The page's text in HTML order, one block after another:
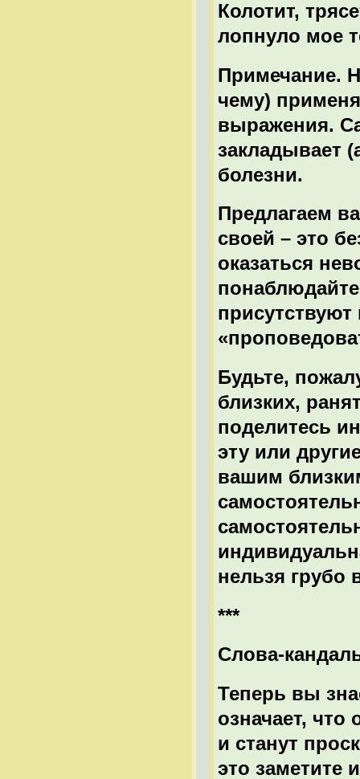
Колотит,
лопнуло мое
Примечание.
чему)
выражения.
закладывает
болезни.
Предлагаем
своей – это
оказаться
присутствуют
Будьте,
близких,
поделитесь
эту или
вашим
нельзя грубо
***
Слова-
Теперь вы
означает,
и станут
это заметите